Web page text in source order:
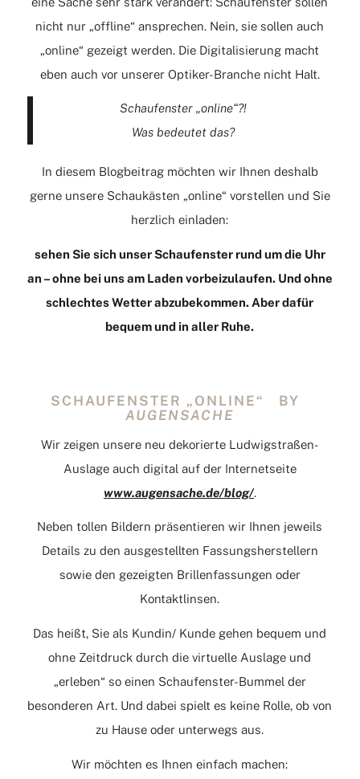
nicht nur „offline“ ansprechen. Nein, sie sollen auch
„online“ gezeigt werden. Die Digitalisierung macht
eben auch vor unserer Optiker-Branche nicht Halt.
Schaufenster „online“?!
Was bedeutet das?
In diesem Blogbeitrag möchten wir Ihnen deshalb
gerne unsere Schaukästen „online“ vorstellen und Sie
herzlich einladen:
sehen Sie sich unser Schaufenster rund um die Uhr
an – ohne bei uns am Laden vorbeizulaufen. Und ohne
schlechtes Wetter abzubekommen. Aber dafür
bequem und in aller Ruhe.
SCHAUFENSTER „ONLINE“ BY
AUGENSACHE
Wir zeigen unsere neu dekorierte Ludwigstraßen-
Auslage auch digital auf der Internetseite
www.augensache.de/blog/.
Neben tollen Bildern präsentieren wir Ihnen jeweils
Details zu den ausgestellten Fassungsherstellern
sowie den gezeigten Brillenfassungen oder
Kontaktlinsen.
Das heißt, Sie als Kundin/ Kunde gehen bequem und
ohne Zeitdruck durch die virtuelle Auslage und
„erleben“ so einen Schaufenster-Bummel der
besonderen Art. Und dabei spielt es keine Rolle, ob von
zu Hause oder unterwegs aus.
Wir möchten es Ihnen einfach machen: